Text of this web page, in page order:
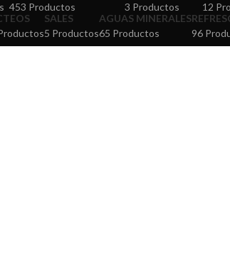
453 Productos
3 Productos
12
SALES
5 Productos
AGUAS MINERALES
65 Productos
96